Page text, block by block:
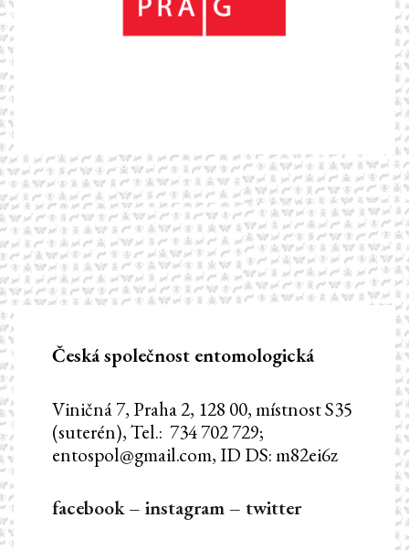
Česká společnost entomologická
Viničná 7, Praha 2, 128 00, místnost S35
(suterén), Tel.: 734 702 729;
entospol@gmail.com, ID DS: m82ei6z
facebook– instagram – twitter